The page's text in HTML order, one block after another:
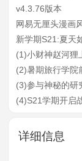
v4.3.76版本
网易无厘头漫画
新学期S21:夏天
(1)小财神赵河狸
(2)暑期旅行学院
(3)参与神秘的研
(4)S21学期开启
详细信息